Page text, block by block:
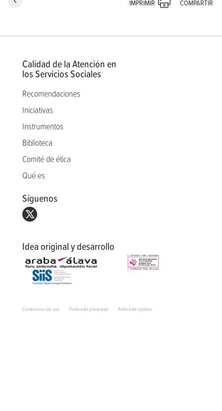
IMPRIMIR COMPARTIR
Calidad de la Atención en
los Servicios Sociales
Recomendaciones
Iniciativas
Instrumentos
Biblioteca
Comité de ética
Qué es
Síguenos
Idea original y desarrollo
Condiciones de uso Política de privacidad Política de cookies